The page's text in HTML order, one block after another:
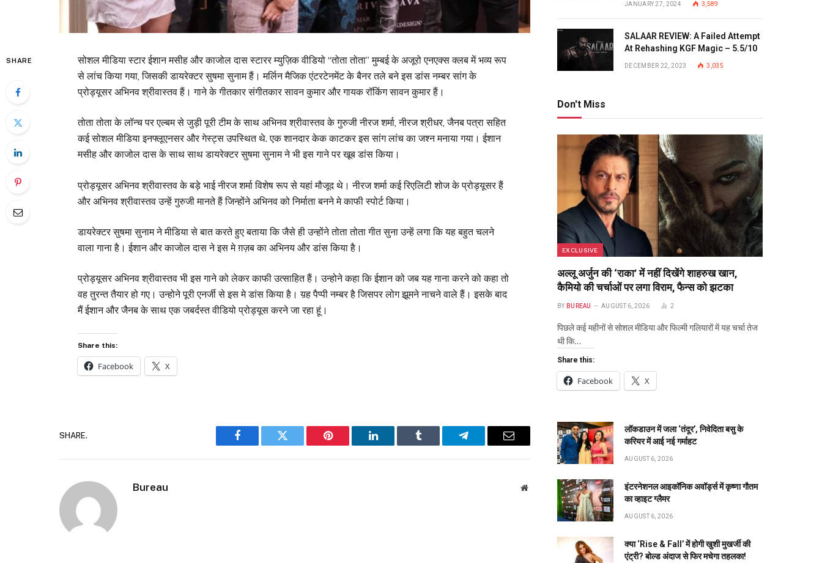
SHARE
सोशल मीडिया स्टार ईशान मसीह और काजोल दास स्टारर म्युज़िक वीडियो “तोता तोता” मुम्बई के अजूरो एनएक्स क्लब में भव्य रूप
से लांच किया गया, जिसकी डायरेक्टर सुषमा सुनाम हैं। मर्लिन मैजिक एंटरटेनमेंट के बैनर तले बने इस डांस नम्बर सांग के
प्रोड्यूसर अभिनव श्रीवास्तव हैं। गाने के गीतकार संगीतकार सावन कुमार और गायक रॉकिंग सावन कुमार हैं।
तोता तोता के लॉन्च पर एल्बम से जुड़ी पूरी टीम के साथ अभिनव श्रीवास्तव के गुरुजी नीरज शर्मा, नीरज श्रीधर, जैनब पत्रा सहित
कई सोशल मीडिया इनफ्लूएनसर और गेस्ट्स उपस्थित थे. एक शानदार केक काटकर इस सांग लांच का जश्न मनाया गया। ईशान
मसीह और काजोल दास के साथ साथ डायरेक्टर सुषमा सुनाम ने भी इस गाने पर खूब डांस किया।
प्रोड्यूसर अभिनव श्रीवास्तव के बड़े भाई नीरज शर्मा विशेष रूप से यहां मौजूद थे। नीरज शर्मा कई रिएलिटी शोज के प्रोड्यूसर हैं
और अभिनव श्रीवास्तव उन्हें गुरुजी मानते हैं जिन्होंने अभिनव को निर्माता बनने मे काफी स्पोर्ट किया।
डायरेक्टर सुषमा सुनाम ने मीडिया से बात करते हुए बताया कि जैसे ही उन्होंने तोता तोता गीत सुना उन्हें लगा कि यह बहुत चलने
वाला गाना है। ईशान और काजोल दास ने इस मे ग़ज़ब का अभिनय और डांस किया है।
प्रोड्यूसर अभिनव श्रीवास्तव भी इस गाने को लेकर काफी उत्साहित हैं। उन्होने कहा कि ईशान को जब यह गाना करने को कहा तो
वह तुरन्त तैयार हो गए। उन्होने पूरी एनर्जी से इस मे डांस किया है। य़ह पैप्पी नम्बर है जिसपर लोग झूमने नाचने वाले हैं। इसके बाद
मैं ईशान और जैनब के साथ एक जबर्दस्त वीडियो प्रोड्यूस करने जा रहा हूं।
Share this:
Facebook X
SHARE.
Facebook Twitter Pinterest LinkedIn Tumblr Telegram Email
Bureau Website
JANUARY 27, 2024 3,589
SALAAR REVIEW: A Failed Attempt
At Rehashing KGF Magic – 5.5/10
DECEMBER 22, 2023 3,035
Don't Miss
EXCLUSIVE
अल्लू अर्जुन की ‘राका’ में नहीं दिखेंगे शाहरुख खान,
कैमियो की चर्चाओं पर लगा विराम, फैन्स को झटका
BY BUREAU AUGUST 6, 2026 2
पिछले कई महीनों से सोशल मीडिया और फिल्मी गलियारों में यह चर्चा तेज
थी कि…
Share this:
Facebook X
लॉकडाउन में जला ‘तंदूर’, निवेदिता बसु के
करियर में आई नई गर्माहट
AUGUST 6, 2026
इंटरनेशनल आइकॉनिक अवॉर्ड्स में कृष्णा गौतम
का व्हाइट ग्लैमर
AUGUST 6, 2026
क्या ‘Rise & Fall’ में होगी खुशी मुखर्जी की
एंट्री? बोल्ड अंदाज से फिर मचेगा तहलका!